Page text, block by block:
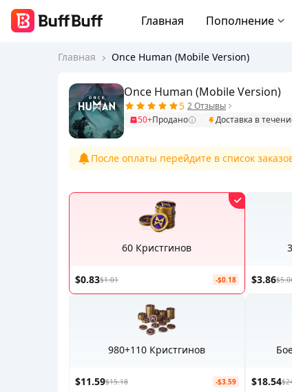
Главная Пополнение
Главная Once Human (Mobile Version)
Once Human (Mobile Version)
5 2 Отзывы
50+Продано Доставка в
После оплаты перейдите в список
60 Кристгинов
$0.83$1.01 -$0.18 $3.86
980+110 Кристгинов
$11.59$15.18 -$3.59 $18.54